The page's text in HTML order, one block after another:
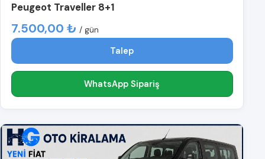
Peugeot Traveller 8+1
7.500,00 ₺ / gün
Talep
WhatsApp Sipariş